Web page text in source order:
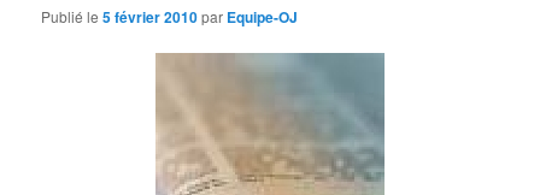
Publié le5 février 2010par Equipe-OJ